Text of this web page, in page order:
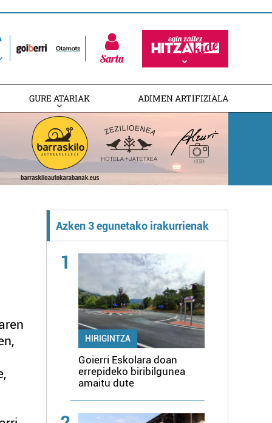
Sartu
GURE ATARIAK ADIMEN ARTIFIZIALA
Azken 3 egunetako irakurrienak
1
HIRIGINTZA
Goierri Eskolara doan
errepideko biribilgunea
amaitu dute